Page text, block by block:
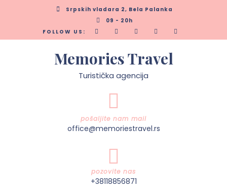
Srpskih vladara 2, Bela Palanka
09 - 20h
FOLLOW US:
Memories Travel
Turistička agencija
pošaljite nam mail
office@memoriestravel.rs
pozovite nas
+38118856871